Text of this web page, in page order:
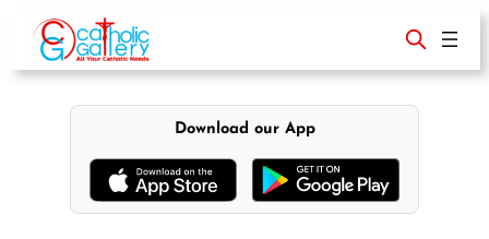
content
Download our App